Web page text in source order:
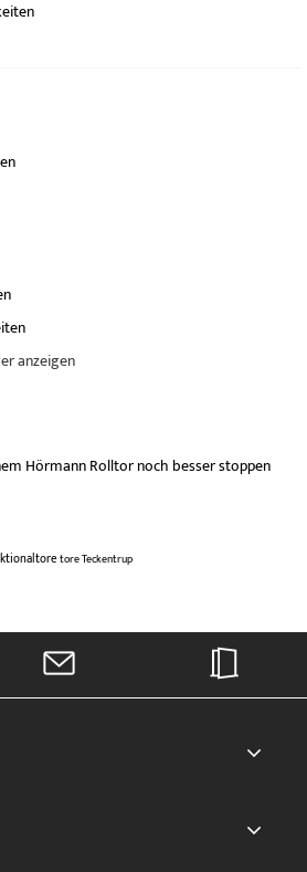
anzeigen
Hörmann Rolltor noch besser stoppen
toreTeckentrup